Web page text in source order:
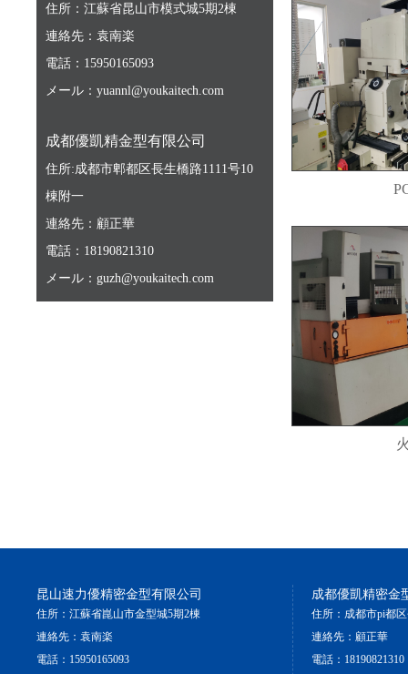
住所：江蘇省昆山市模式城5期2棟
連絡先：袁南楽
電話：15950165093
メール：yuannl@youkaitech.com
成都優凱精金型有限公司
住所:成都市郫都区長生橋路1111号10
棟附一
連絡先：顧正華
電話：18190821310
メール：guzh@youkaitech.com
昆山速力優精密金型有限公司
住所：江蘇省崑山市金型城5期2棟
連絡先：袁南楽
電話：15950165093
成都優凱精密金
住所：成都市pi都
連絡先：顧正華
電話：18190821310